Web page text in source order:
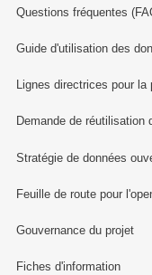
Questions fréquentes
Guide d'utilisation des
Lignes directrices pour
Demande de réutilisation
Stratégie de données
Feuille de route pour
Gouvernance du projet
Fiches d'information